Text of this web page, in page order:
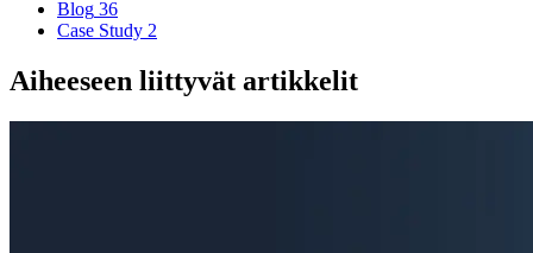
Blog 36
Case Study 2
Aiheeseen liittyvät artikkelit